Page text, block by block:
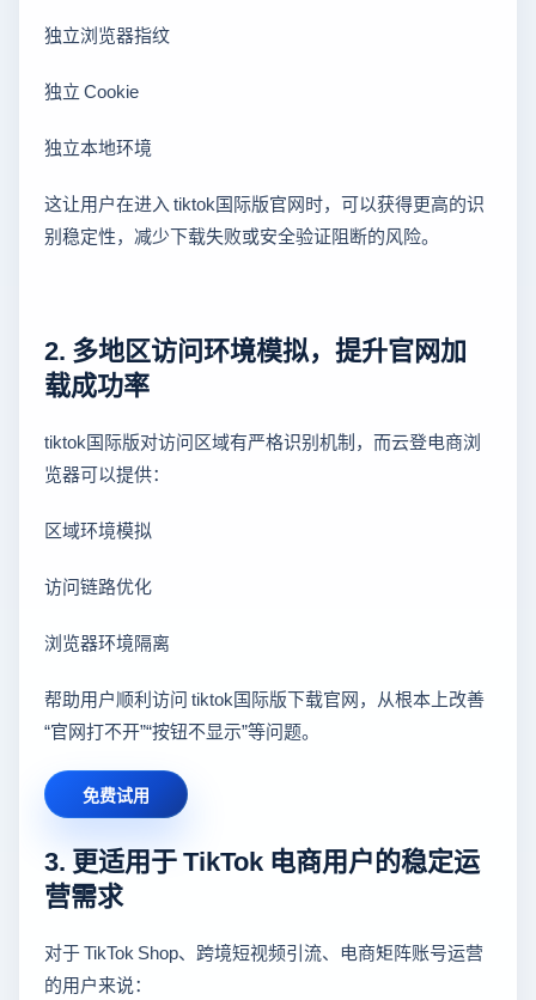
独立浏览器指纹
独立 Cookie
独立本地环境
这让用户在进入 tiktok国际版官网时，可以获得更高的识
别稳定性，减少下载失败或安全验证阻断的风险。
2. 多地区访问环境模拟，提升官网加
载成功率
tiktok国际版对访问区域有严格识别机制，而云登电商浏
览器可以提供：
区域环境模拟
访问链路优化
浏览器环境隔离
帮助用户顺利访问 tiktok国际版下载官网，从根本上改善
“官网打不开”“按钮不显示”等问题。
免费试用
3. 更适用于 TikTok 电商用户的稳定运
营需求
对于 TikTok Shop、跨境短视频引流、电商矩阵账号运营
的用户来说：